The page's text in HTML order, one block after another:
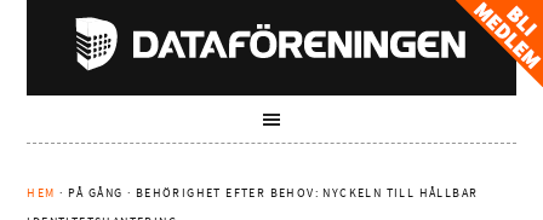
HEM · PÅ GÅNG · BEHÖRIGHET EFTER BEHOV: NYCKELN TILL HÅLLBAR